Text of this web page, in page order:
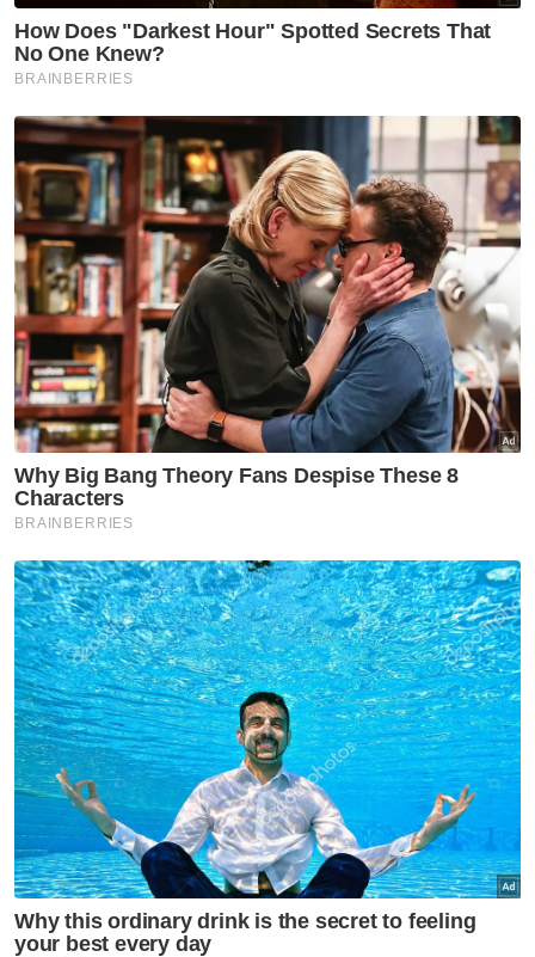
PDRM
Kes Jenayah
Kelantan
Artikel Disyorkan
Kelantan
tahun depan
Kelantan
Darul Ulum Al Mahfuz sasar
bina kompleks tahfiz baharu
Kelantan
'Awak tenunglah muka saya
lama-lama, nanti saya dah
tiada sudah tidak boleh tengok'
Kelantan
'Saya ingat sudah mati' -
Pemain bola sepak kongsi detik
cemas dipanah petir